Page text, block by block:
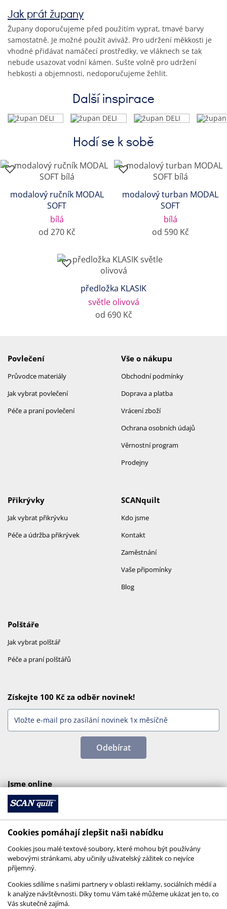
Jak prát župany
Župany doporučujeme před použitím vyprat, tmavé barvy
samostatně. Je možné použít aviváž. Pro udržení měkkosti je
vhodné přidávat namáčecí prostředky, ve vláknech se tak
nebude usazovat vodní kámen. Sušte volně pro udržení
hebkosti a objemnosti, nedoporučujeme žehlit.
Další inspirace
Hodí se k sobě
modalový ručník MODAL
SOFT
bílá
od 270 Kč
modalový turban MODAL
SOFT
bílá
od 590 Kč
předložka KLASIK
světle olivová
od 690 Kč
Povlečení
Průvodce materiály
Jak vybrat povlečení
Péče a praní povlečení
Vše o nákupu
Obchodní podmínky
Doprava a platba
Vrácení zboží
Ochrana osobních údajů
Věrnostní program
Prodejny
SCANquilt
Kdo jsme
Kontakt
Zaměstnání
Vaše připomínky
Blog
Přikrývky
Jak vybrat přikrývku
Péče a údržba přikrývek
Polštáře
Jak vybrat polštář
Péče a praní polštářů
Získejte 100 Kč za odběr novinek!
Odebírat
Jsme online
Cookies pomáhají zlepšit naši nabídku
Cookies jsou malé textové soubory, které mohou být používány
webovými stránkami, aby učinily uživatelský zážitek co nejvíce
příjemný.
Cookies sdílíme s našimi partnery v oblasti reklamy, sociálních médií a
k analýze návštěvnosti. Díky tomu Vám také můžeme ukázat jen to, co
Vás skutečně zajímá.